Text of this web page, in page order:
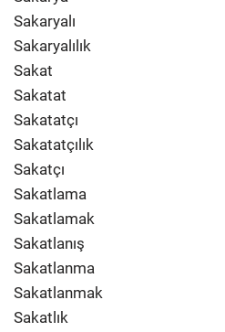
Sakaryalı
Sakaryalılık
Sakat
Sakatat
Sakatatçı
Sakatatçılık
Sakatçı
Sakatlama
Sakatlamak
Sakatlanış
Sakatlanma
Sakatlanmak
Sakatlık